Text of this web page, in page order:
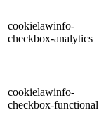
cookielawinfo-
checkbox-analytics
cookielawinfo-
checkbox-functional